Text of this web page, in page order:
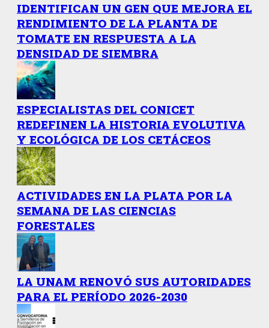
IDENTIFICAN UN GEN QUE MEJORA EL
RENDIMIENTO DE LA PLANTA DE
TOMATE EN RESPUESTA A LA
DENSIDAD DE SIEMBRA
ESPECIALISTAS DEL CONICET
REDEFINEN LA HISTORIA EVOLUTIVA
Y ECOLÓGICA DE LOS CETÁCEOS
ACTIVIDADES EN LA PLATA POR LA
SEMANA DE LAS CIENCIAS
FORESTALES
LA UNAM RENOVÓ SUS AUTORIDADES
PARA EL PERÍODO 2026-2030